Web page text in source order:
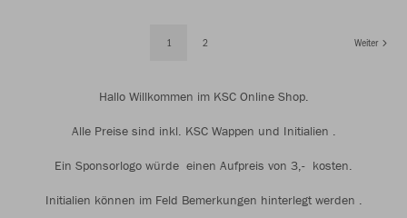
1 2 Weiter
Hallo Willkommen im KSC Online Shop.
Alle Preise sind inkl. KSC Wappen und Initialien .
Ein Sponsorlogo würde einen Aufpreis von 3,- kosten.
Initialien können im Feld Bemerkungen hinterlegt werden .